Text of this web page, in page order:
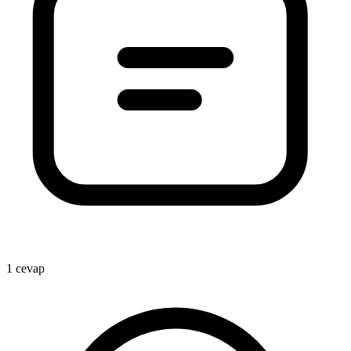
1 cevap